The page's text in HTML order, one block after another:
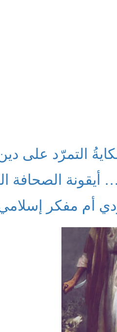
التمرّد على دين
الصحافة
أم مفكر